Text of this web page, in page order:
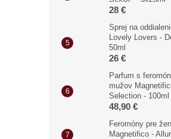
28 €
Sprej na
Lovely Lovers -
50ml
26 €
Parfum s
mužov
Selection - 100ml
48,90 €
Feromóny pre
Magnetifico -